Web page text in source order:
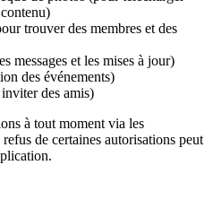
trouver des membres et des
messages et les mises à jour)
des événements)
des amis)
à tout moment via les
de certaines autorisations peut